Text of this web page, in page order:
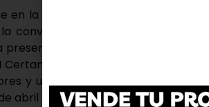
en la localidad por estas fechas, el
convocatoria de las Justas
hasta el 31 de
Certamen de Cuento Corto.
y un premio local de 300
abril de 2023.